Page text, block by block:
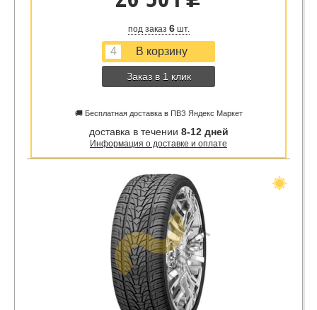
под заказ 6шт.
Заказ в 1 клик
🚚 Бесплатная доставка в ПВЗ Яндекс Маркет
доставка в течении 8-12 дней
Информация о доставке и оплате